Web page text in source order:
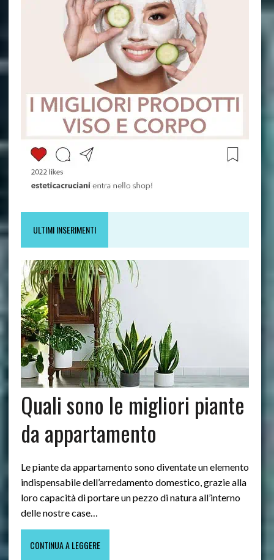
ULTIMI INSERIMENTI
Quali sono le migliori piante
da appartamento
Le piante da appartamento sono diventate un elemento
indispensabile dell’arredamento domestico, grazie alla
loro capacità di portare un pezzo di natura all’interno
delle nostre case…
CONTINUA A LEGGERE